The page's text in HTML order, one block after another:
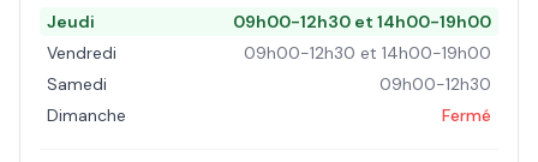
Jeudi
09h00-12h30 et 14h00-19h00
Vendredi
09h00-12h30 et 14h00-19h00
Samedi
09h00-12h30
Dimanche
Fermé